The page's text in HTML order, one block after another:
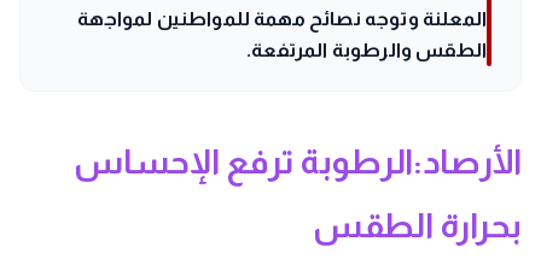
المعلنة وتوجه نصائح مهمة للمواطنين لمواجهة
الطقس والرطوبة المرتفعة.
الأرصاد:الرطوبة ترفع الإحساس
بحرارة الطقس